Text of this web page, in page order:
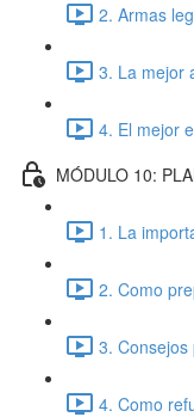
2. Armas
3. La mejor
4. El mejor
MÓDULO 10:
1. La
2. Como
3.
4. Como